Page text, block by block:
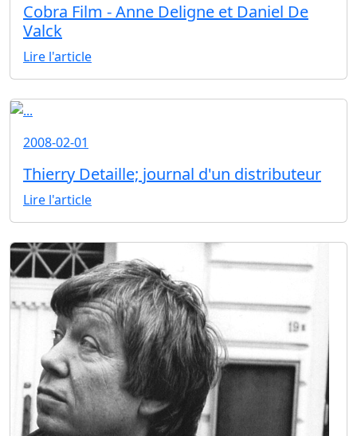
Cobra Film - Anne Deligne et Daniel De
Valck
Lire l'article
2008-02-01
Thierry Detaille; journal d'un distributeur
Lire l'article